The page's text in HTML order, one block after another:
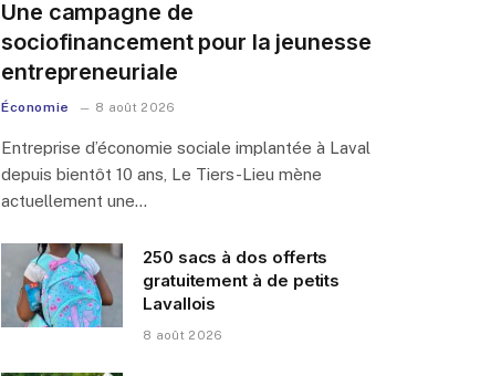
Une campagne de
sociofinancement pour la jeunesse
entrepreneuriale
Économie 8 août 2026
Entreprise d’économie sociale implantée à Laval
depuis bientôt 10 ans, Le Tiers-Lieu mène
actuellement une…
250 sacs à dos offerts
gratuitement à de petits
Lavallois
8 août 2026